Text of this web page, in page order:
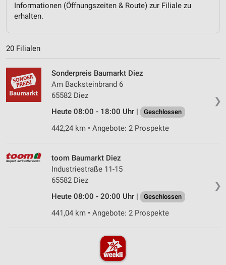
Informationen (Öffnungszeiten & Route) zur Filiale zu
erhalten.
20 Filialen
❯
Sonderpreis Baumarkt Diez
Am Backsteinbrand 6
65582 Diez
Heute 08:00 - 18:00 Uhr |
Geschlossen
442,24 km • Angebote: 2 Prospekte
❯
toom Baumarkt Diez
Industriestraße 11-15
65582 Diez
Heute 08:00 - 20:00 Uhr |
Geschlossen
441,04 km • Angebote: 2 Prospekte